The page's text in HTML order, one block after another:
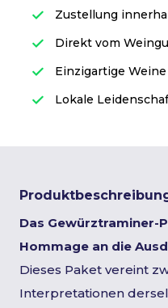
Zustellung
Direkt vom
Einzigartige Weine
Lokale
Das Gewürztraminer-
Hommage an die
Dieses Paket vereint
Interpretationen